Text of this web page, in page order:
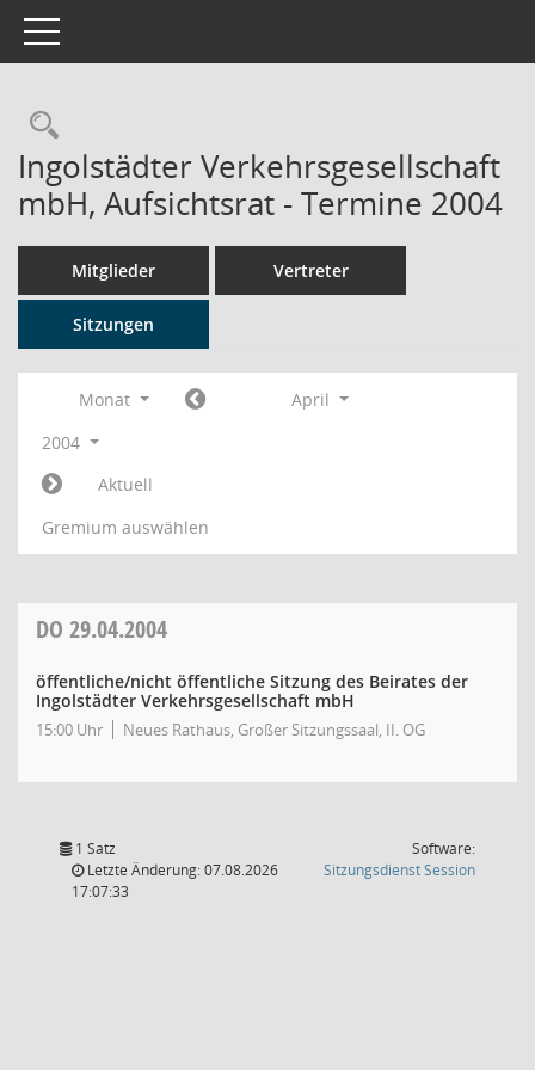
Toggle navigation
Rechercheauswahl
Ingolstädter Verkehrsgesellschaft
mbH, Aufsichtsrat - Termine 2004
Mitglieder Vertreter
Sitzungen
Monat
April
2004
Aktuell
Gremium auswählen
DO 29.04.2004
öffentliche/nicht öffentliche Sitzung des Beirates der
Ingolstädter Verkehrsgesellschaft mbH
15:00 Uhr Neues Rathaus, Großer Sitzungssaal, II. OG
1 Satz
Letzte Änderung: 07.08.2026
17:07:33
Software:
SitzungsdienstSession(Wird in